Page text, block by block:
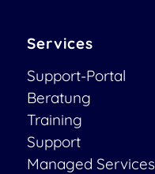
Services
Support-Portal
Beratung
Training
Support
Managed Services